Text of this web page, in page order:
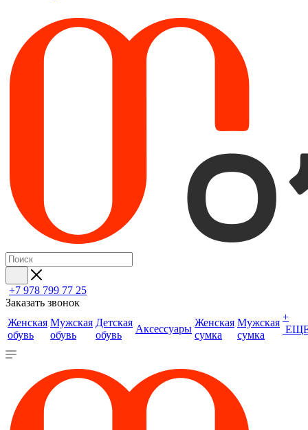
+7 978 799 77 25
Заказать звонок
Женская
обувь
Мужская
обувь
Детская
обувь
Аксессуары
Женская
сумка
Мужская
сумка
+